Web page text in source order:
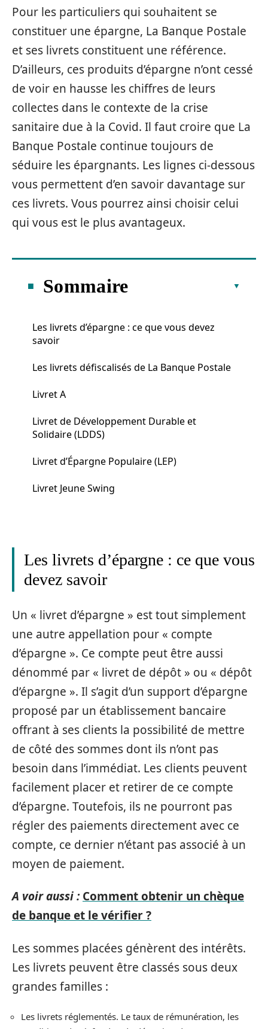
Pour les particuliers qui souhaitent se
constituer une épargne, La Banque Postale
et ses livrets constituent une référence.
D’ailleurs, ces produits d’épargne n’ont cessé
de voir en hausse les chiffres de leurs
collectes dans le contexte de la crise
sanitaire due à la Covid. Il faut croire que La
Banque Postale continue toujours de
séduire les épargnants. Les lignes ci-dessous
vous permettent d’en savoir davantage sur
ces livrets. Vous pourrez ainsi choisir celui
qui vous est le plus avantageux.
Sommaire
Les livrets d’épargne : ce que vous devez
savoir
Les livrets défiscalisés de La Banque Postale
Livret A
Livret de Développement Durable et
Solidaire (LDDS)
Livret d’Épargne Populaire (LEP)
Livret Jeune Swing
Les livrets d’épargne : ce que vous
devez savoir
Un « livret d’épargne » est tout simplement
une autre appellation pour « compte
d’épargne ». Ce compte peut être aussi
dénommé par « livret de dépôt » ou « dépôt
d’épargne ». Il s’agit d’un support d’épargne
proposé par un établissement bancaire
offrant à ses clients la possibilité de mettre
de côté des sommes dont ils n’ont pas
besoin dans l’immédiat. Les clients peuvent
facilement placer et retirer de ce compte
d’épargne. Toutefois, ils ne pourront pas
régler des paiements directement avec ce
compte, ce dernier n’étant pas associé à un
moyen de paiement.
A voir aussi : Comment obtenir un chèque
de banque et le vérifier ?
Les sommes placées génèrent des intérêts.
Les livrets peuvent être classés sous deux
grandes familles :
Les livrets réglementés. Le taux de rémunération, les